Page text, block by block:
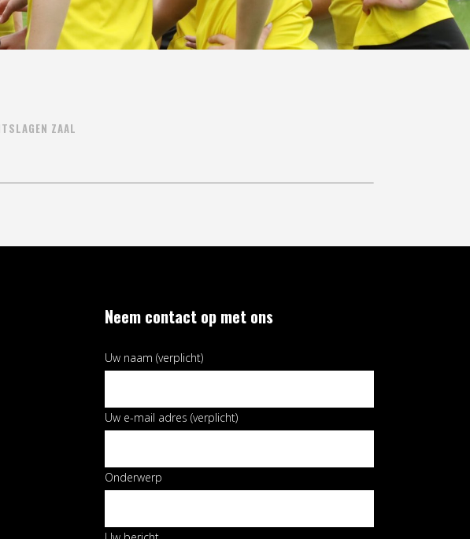
ZAAL
Neem contact op met ons
Uw naam (verplicht)
Uw e-mail adres (verplicht)
Onderwerp